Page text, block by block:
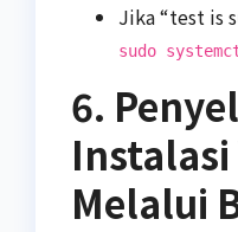
Jika “test is
sudo
6.
Instalasi
Melalui